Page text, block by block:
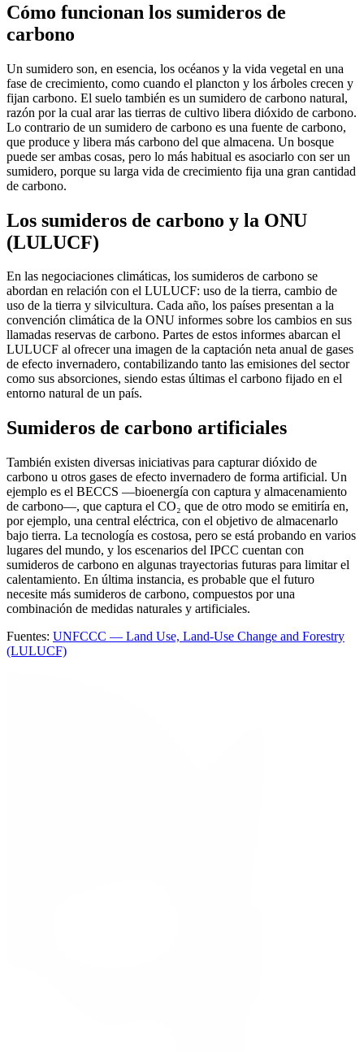
Cómo funcionan los sumideros de
carbono
Un sumidero son, en esencia, los océanos y la vida vegetal en una
fase de crecimiento, como cuando el plancton y los árboles crecen y
fijan carbono. El suelo también es un sumidero de carbono natural,
razón por la cual arar las tierras de cultivo libera dióxido de carbono.
Lo contrario de un sumidero de carbono es una fuente de carbono,
que produce y libera más carbono del que almacena. Un bosque
puede ser ambas cosas, pero lo más habitual es asociarlo con ser un
sumidero, porque su larga vida de crecimiento fija una gran cantidad
de carbono.
Los sumideros de carbono y la ONU
(LULUCF)
En las negociaciones climáticas, los sumideros de carbono se
abordan en relación con el LULUCF: uso de la tierra, cambio de
uso de la tierra y silvicultura. Cada año, los países presentan a la
convención climática de la ONU informes sobre los cambios en sus
llamadas reservas de carbono. Partes de estos informes abarcan el
LULUCF al ofrecer una imagen de la captación neta anual de gases
de efecto invernadero, contabilizando tanto las emisiones del sector
como sus absorciones, siendo estas últimas el carbono fijado en el
entorno natural de un país.
Sumideros de carbono artificiales
También existen diversas iniciativas para capturar dióxido de
carbono u otros gases de efecto invernadero de forma artificial. Un
ejemplo es el BECCS —bioenergía con captura y almacenamiento
de carbono—, que captura el CO₂ que de otro modo se emitiría en,
por ejemplo, una central eléctrica, con el objetivo de almacenarlo
bajo tierra. La tecnología es costosa, pero se está probando en varios
lugares del mundo, y los escenarios del IPCC cuentan con
sumideros de carbono en algunas trayectorias futuras para limitar el
calentamiento. En última instancia, es probable que el futuro
necesite más sumideros de carbono, compuestos por una
combinación de medidas naturales y artificiales.
Fuentes: UNFCCC — Land Use, Land-Use Change and Forestry
(LULUCF)